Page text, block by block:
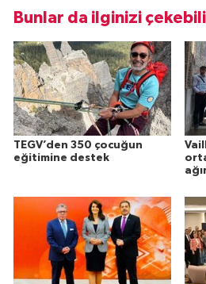
Bunlar da ilginizi
TEGV’den 350 çocuğun
eğitimine destek